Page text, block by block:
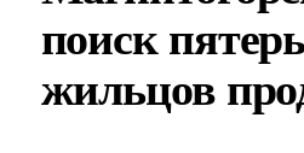
поиск
жильцов